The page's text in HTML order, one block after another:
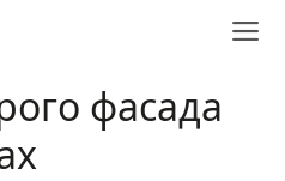
фасада